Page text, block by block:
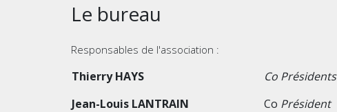
Le bureau
Responsables de l'association :
Thierry HAYS
Co Présidents
Jean-Louis LANTRAIN
Co Président